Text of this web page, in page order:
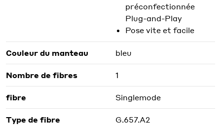
préconfectionnée
Plug-and-Play
Pose vite et facile
Couleur du manteau bleu
Nombre de fibres 1
fibre Singlemode
Type de fibre G.657.A2